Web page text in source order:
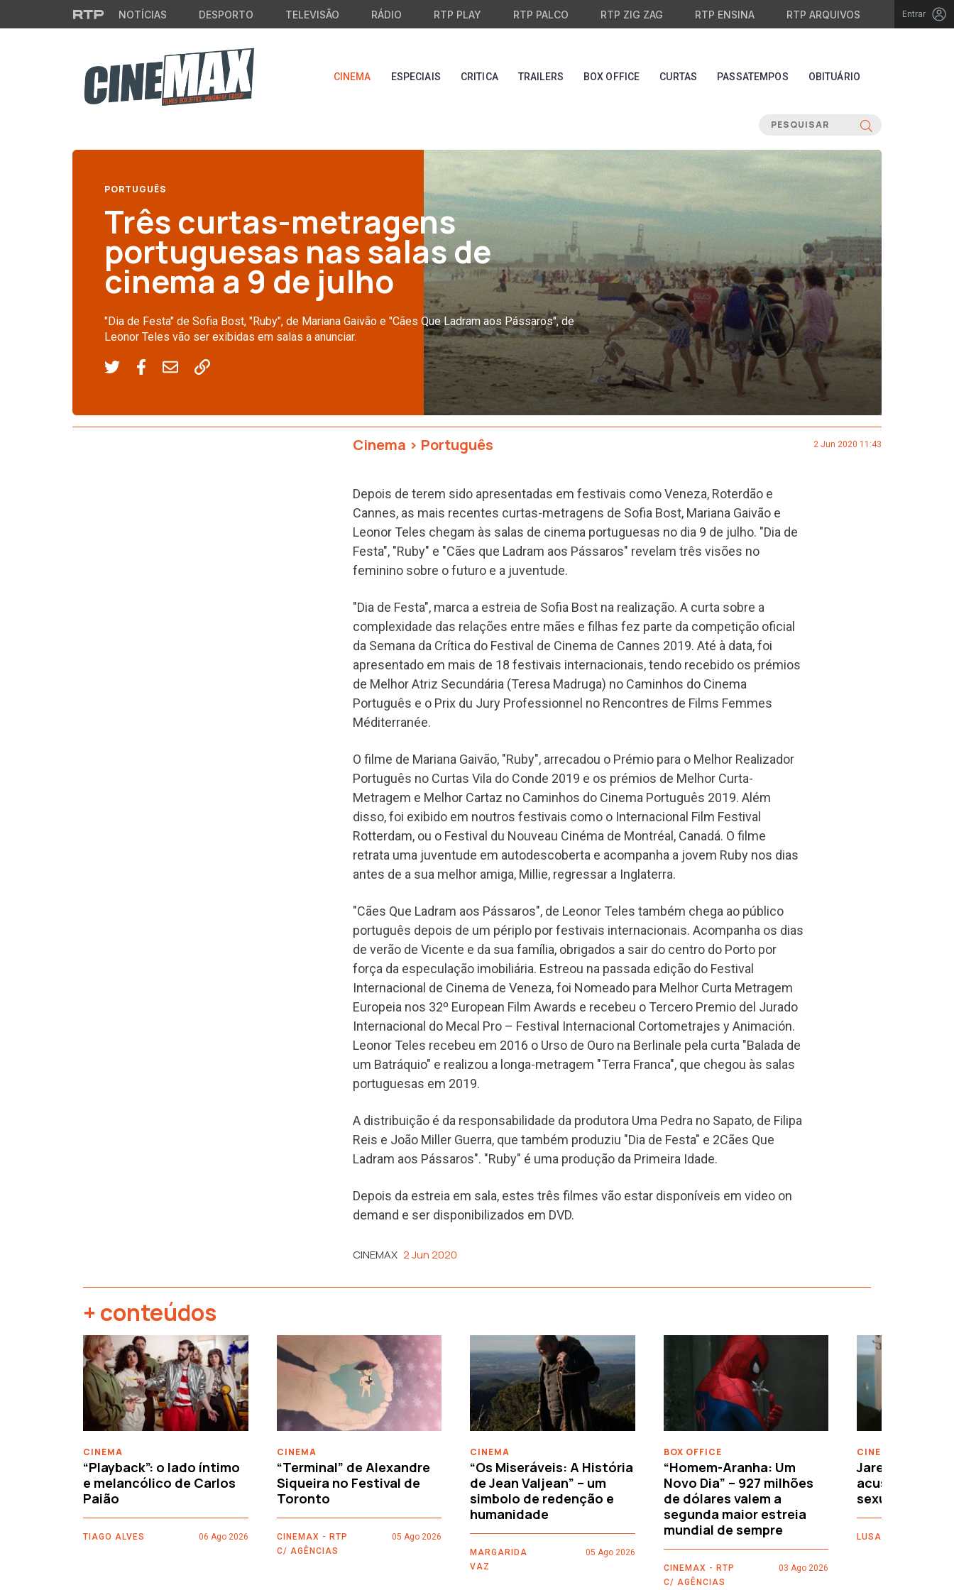
Saltar para o conteúdo principal
NOTÍCIAS DESPORTO TELEVISÃO RÁDIO RTP PLAY RTP PALCO RTP ZIG ZAG RTP ENSINA RTP ARQUIVOS Entrar
CINEMA ESPECIAIS CRITICA TRAILERS BOX OFFICE CURTAS PASSATEMPOS OBITUÁRIO
PORTUGUÊS
Três curtas-metragens
portuguesas nas salas de
cinema a 9 de julho
"Dia de Festa" de Sofia Bost, "Ruby", de Mariana Gaivão e "Cães Que Ladram aos Pássaros", de
Leonor Teles vão ser exibidas em salas a anunciar.
Cinema > Português 2 Jun 2020 11:43
Depois de terem sido apresentadas em festivais como Veneza, Roterdão e
Cannes, as mais recentes curtas-metragens de Sofia Bost, Mariana Gaivão e
Leonor Teles chegam às salas de cinema portuguesas no dia 9 de julho. "Dia de
Festa", "Ruby" e "Cães que Ladram aos Pássaros" revelam três visões no
feminino sobre o futuro e a juventude.
"Dia de Festa", marca a estreia de Sofia Bost na realização. A curta sobre a
complexidade das relações entre mães e filhas fez parte da competição oficial
da Semana da Crítica do Festival de Cinema de Cannes 2019. Até à data, foi
apresentado em mais de 18 festivais internacionais, tendo recebido os prémios
de Melhor Atriz Secundária (Teresa Madruga) no Caminhos do Cinema
Português e o Prix du Jury Professionnel no Rencontres de Films Femmes
Méditerranée.
O filme de Mariana Gaivão, "Ruby", arrecadou o Prémio para o Melhor Realizador
Português no Curtas Vila do Conde 2019 e os prémios de Melhor Curta-
Metragem e Melhor Cartaz no Caminhos do Cinema Português 2019. Além
disso, foi exibido em noutros festivais como o Internacional Film Festival
Rotterdam, ou o Festival du Nouveau Cinéma de Montréal, Canadá. O filme
retrata uma juventude em autodescoberta e acompanha a jovem Ruby nos dias
antes de a sua melhor amiga, Millie, regressar a Inglaterra.
"Cães Que Ladram aos Pássaros", de Leonor Teles também chega ao público
português depois de um périplo por festivais internacionais. Acompanha os dias
de verão de Vicente e da sua família, obrigados a sair do centro do Porto por
força da especulação imobiliária. Estreou na passada edição do Festival
Internacional de Cinema de Veneza, foi Nomeado para Melhor Curta Metragem
Europeia nos 32º European Film Awards e recebeu o Tercero Premio del Jurado
Internacional do Mecal Pro – Festival Internacional Cortometrajes y Animación.
Leonor Teles recebeu em 2016 o Urso de Ouro na Berlinale pela curta "Balada de
um Batráquio" e realizou a longa-metragem "Terra Franca", que chegou às salas
portuguesas em 2019.
A distribuição é da responsabilidade da produtora Uma Pedra no Sapato, de Filipa
Reis e João Miller Guerra, que também produziu "Dia de Festa" e 2Cães Que
Ladram aos Pássaros". "Ruby" é uma produção da Primeira Idade.
Depois da estreia em sala, estes três filmes vão estar disponíveis em video on
demand e ser disponibilizados em DVD.
CINEMAX 2 Jun 2020
+ conteúdos
CINEMA
“Playback”: o lado íntimo
e melancólico de Carlos
Paião
TIAGO ALVES 06 Ago 2026
CINEMA
“Terminal” de Alexandre
Siqueira no Festival de
Toronto
CINEMAX - RTP
C/ AGÊNCIAS
05 Ago 2026
CINEMA
“Os Miseráveis: A História
de Jean Valjean” – um
simbolo de redenção e
humanidade
MARGARIDA
VAZ
05 Ago 2026
BOX OFFICE
“Homem-Aranha: Um
Novo Dia” – 927 milhões
de dólares valem a
segunda maior estreia
mundial de sempre
CINEMAX - RTP
C/ AGÊNCIAS
03 Ago 2026
CINEMA
Jared Leto
acusações de
sexuais
LUSA
‹